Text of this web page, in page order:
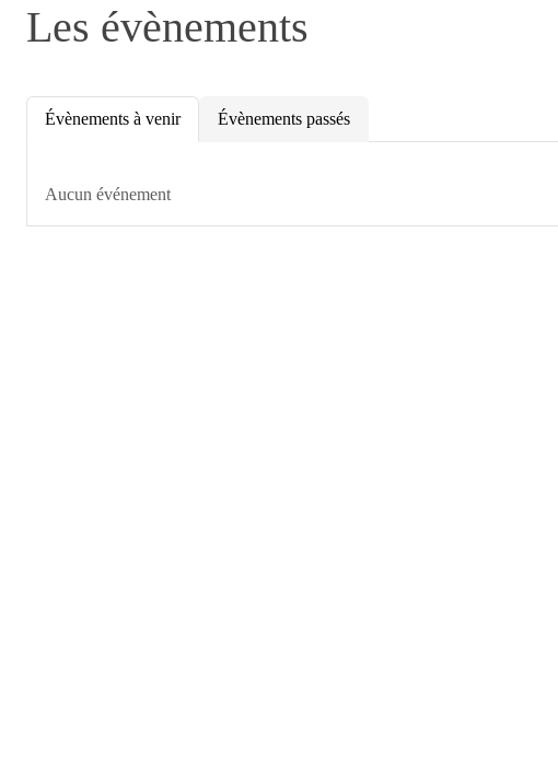
Les évènements
Évènements à venir Évènements passés
Aucun événement